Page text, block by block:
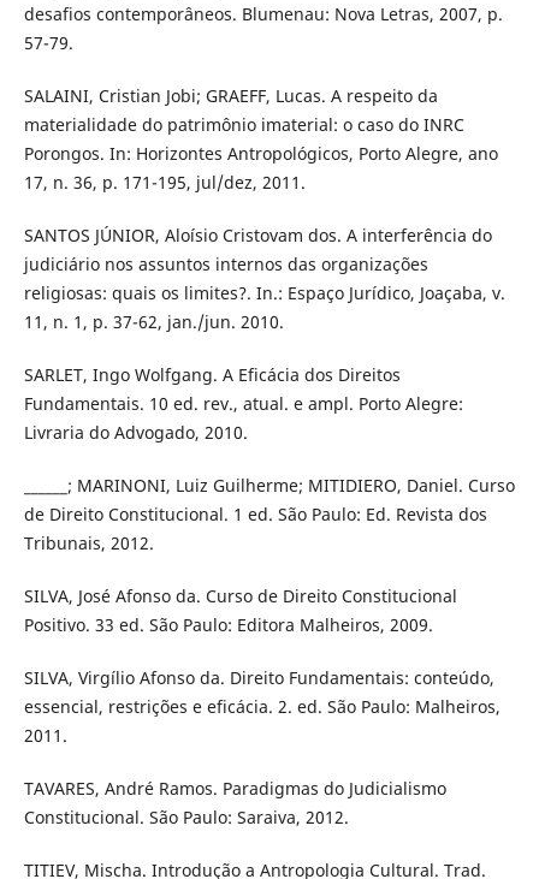
desafios contemporâneos. Blumenau: Nova Letras, 2007, p.
57-79.
SALAINI, Cristian Jobi; GRAEFF, Lucas. A respeito da
materialidade do patrimônio imaterial: o caso do INRC
Porongos. In: Horizontes Antropológicos, Porto Alegre, ano
17, n. 36, p. 171-195, jul/dez, 2011.
SANTOS JÚNIOR, Aloísio Cristovam dos. A interferência do
judiciário nos assuntos internos das organizações
religiosas: quais os limites?. In.: Espaço Jurídico, Joaçaba, v.
11, n. 1, p. 37-62, jan./jun. 2010.
SARLET, Ingo Wolfgang. A Eficácia dos Direitos
Fundamentais. 10 ed. rev., atual. e ampl. Porto Alegre:
Livraria do Advogado, 2010.
______; MARINONI, Luiz Guilherme; MITIDIERO, Daniel. Curso
de Direito Constitucional. 1 ed. São Paulo: Ed. Revista dos
Tribunais, 2012.
SILVA, José Afonso da. Curso de Direito Constitucional
Positivo. 33 ed. São Paulo: Editora Malheiros, 2009.
SILVA, Virgílio Afonso da. Direito Fundamentais: conteúdo,
essencial, restrições e eficácia. 2. ed. São Paulo: Malheiros,
2011.
TAVARES, André Ramos. Paradigmas do Judicialismo
Constitucional. São Paulo: Saraiva, 2012.
TITIEV, Mischa. Introdução a Antropologia Cultural. Trad.